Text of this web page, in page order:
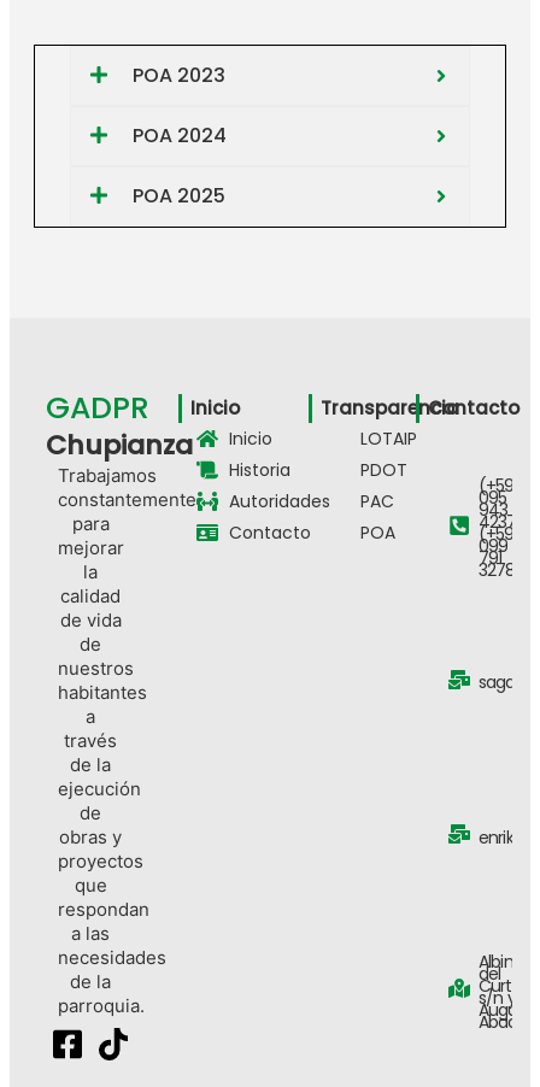
POA 2023
POA 2024
POA 2025
GADPR
Chupianza
Trabajamos
constantemente
para
mejorar
la
calidad
de vida
de
nuestros
habitantes
a
través
de la
ejecución
de
obras y
proyectos
que
respondan
a las
necesidades
de la
parroquia.
Inicio
Inicio
Historia
Autoridades
Contacto
Transparencia
LOTAIP
PDOT
PAC
POA
Contacto
(+593)
095
943
4237 -
(+593)
099
791
3278
Albino
del
Curto
s/n y
Abad